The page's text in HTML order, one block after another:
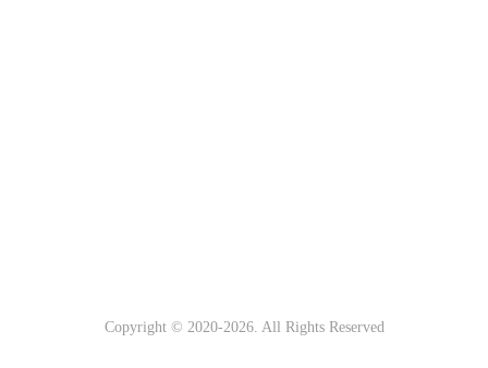
Copyright © 2020-2026. All Rights Reserved